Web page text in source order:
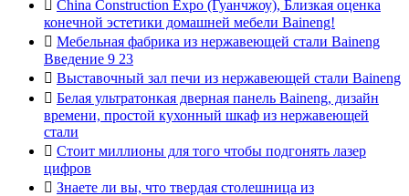
China Construction Expo (Гуанчжоу), Близкая оценка
конечной эстетики домашней мебели Baineng!
 Мебельная фабрика из нержавеющей стали Baineng
Введение 9 23
 Выставочный зал печи из нержавеющей стали Baineng
 Белая ультратонкая дверная панель Baineng, дизайн
времени, простой кухонный шкаф из нержавеющей
стали
 Стоит миллионы для того чтобы подгонять лазер
цифров
 Знаете ли вы, что твердая столешница из